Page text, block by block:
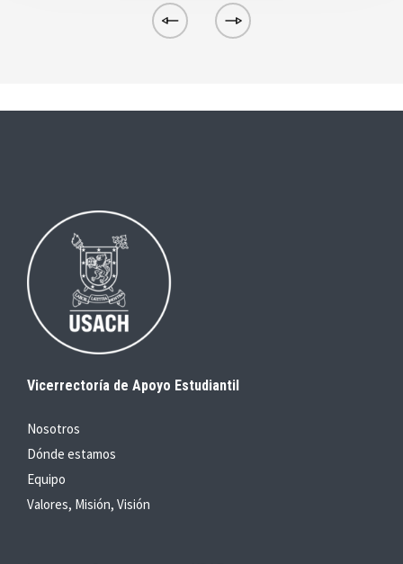
Vicerrectoría de Apoyo Estudiantil
Nosotros
Dónde estamos
Equipo
Valores, Misión, Visión